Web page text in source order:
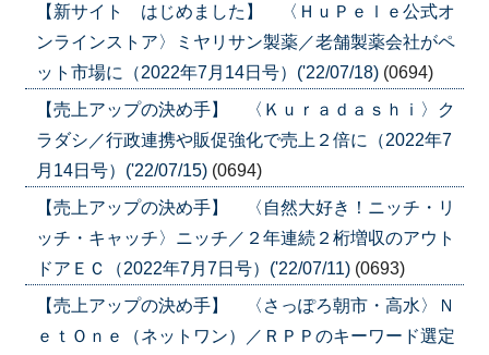
【新サイト はじめました】 〈ＨｕＰｅｌｅ公式オ
ンラインストア〉ミヤリサン製薬／老舗製薬会社がペ
ット市場に（2022年7月14日号）('22/07/18) (0694)
【売上アップの決め手】 〈Ｋｕｒａｄａｓｈｉ〉ク
ラダシ／行政連携や販促強化で売上２倍に（2022年7
月14日号）('22/07/15) (0694)
【売上アップの決め手】 〈自然大好き！ニッチ・リ
ッチ・キャッチ〉ニッチ／２年連続２桁増収のアウト
ドアＥＣ（2022年7月7日号）('22/07/11) (0693)
【売上アップの決め手】 〈さっぽろ朝市・高水〉Ｎ
ｅｔＯｎｅ（ネットワン）／ＲＰＰのキーワード選定